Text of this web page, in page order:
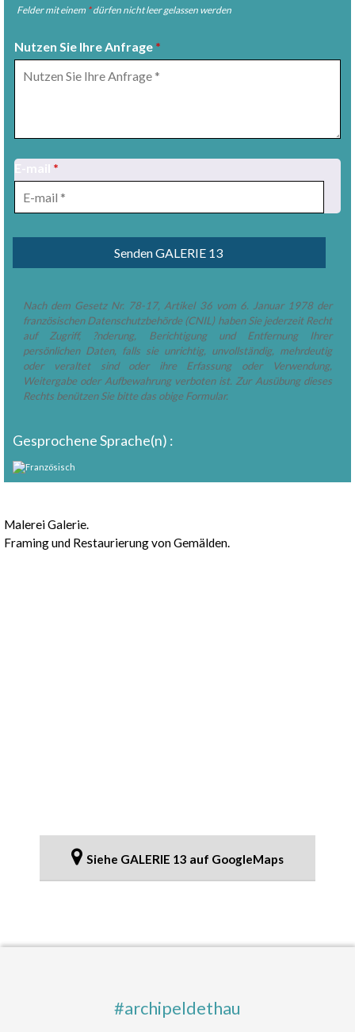
1/2
Felder mit einem *dürfen nicht leer gelassen werden
Nutzen Sie Ihre Anfrage *
*
Nach dem Gesetz Nr. 78-17, Artikel 36 vom 6. Januar 1978 der
französischen Datenschutzbehörde (CNIL) haben Sie jederzeit Recht
auf Zugriff, ?nderung, Berichtigung und Entfernung Ihrer
persönlichen Daten, falls sie unrichtig, unvollständig, mehrdeutig
oder veraltet sind oder ihre Erfassung oder Verwendung,
Weitergabe oder Aufbewahrung verboten ist. Zur Ausübung dieses
Rechts benützen Sie bitte das obige Formular.
Gesprochene Sprache(n) :
Präsentation
Malerei Galerie.
Framing und Restaurierung von Gemälden.
Siehe GALERIE 13 auf GoogleMaps
#archipeldethau